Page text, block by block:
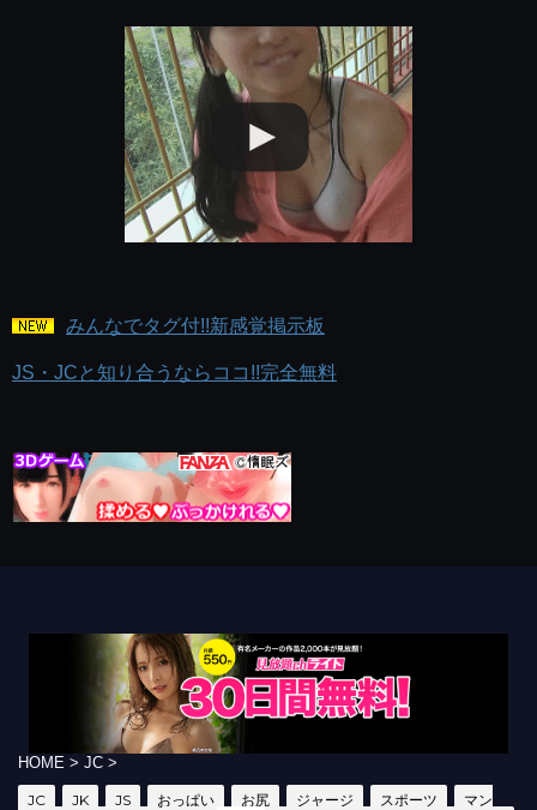
みんなでタグ付!!新感覚掲示板
JS・JCと知り合うならココ!!完全無料
HOME > JC >
JC JK JS おっぱい お尻 ジャージ スポーツ
マン